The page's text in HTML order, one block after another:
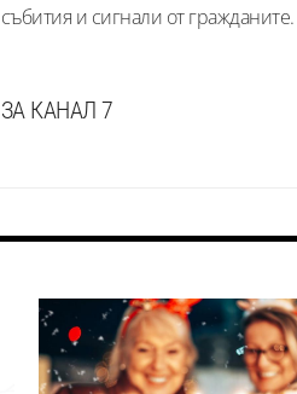
събития и сигнали от гражданите.
ЗА КАНАЛ 7